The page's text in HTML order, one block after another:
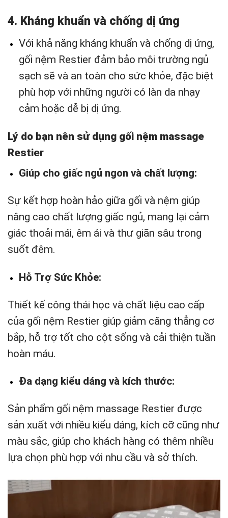
4. Kháng khuẩn và chống dị ứng
Với khả năng kháng khuẩn và chống dị ứng,
gối nệm Restier đảm bảo môi trường ngủ
sạch sẽ và an toàn cho sức khỏe, đặc biệt
phù hợp với những người có làn da nhạy
cảm hoặc dễ bị dị ứng.
Lý do bạn nên sử dụng gối nệm massage
Restier
Giúp cho giấc ngủ ngon và chất lượng:
Sự kết hợp hoàn hảo giữa gối và nệm giúp
nâng cao chất lượng giấc ngủ, mang lại cảm
giác thoải mái, êm ái và thư giãn sâu trong
suốt đêm.
Hỗ Trợ Sức Khỏe:
Thiết kế công thái học và chất liệu cao cấp
của gối nệm Restier giúp giảm căng thẳng cơ
bắp, hỗ trợ tốt cho cột sống và cải thiện tuần
hoàn máu.
Đa dạng kiểu dáng và kích thước:
Sản phẩm gối nệm massage Restier được
sản xuất với nhiều kiểu dáng, kích cỡ cũng như
màu sắc, giúp cho khách hàng có thêm nhiều
lựa chọn phù hợp với nhu cầu và sở thích.